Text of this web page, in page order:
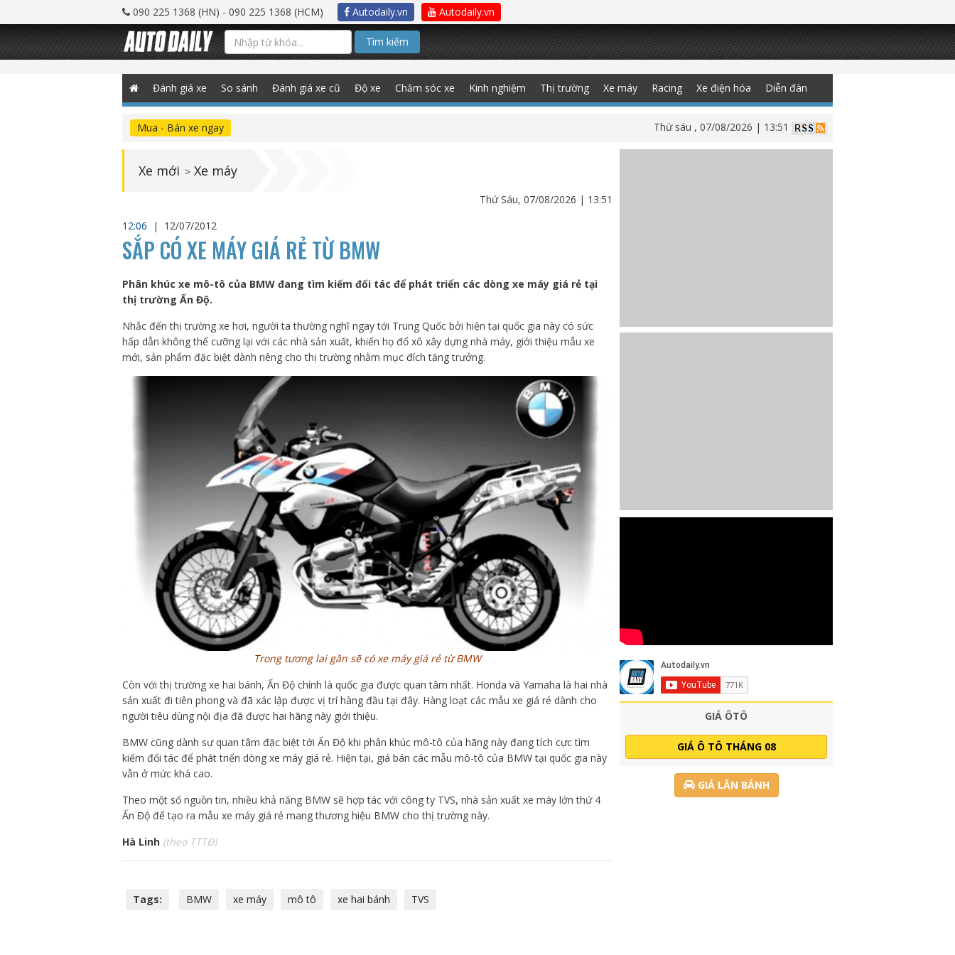
090 225 1368 (HN) - 090 225 1368 (HCM) Autodaily.vn Autodaily.vn
Tìm kiếm
Đánh giá xe So sánh Đánh giá xe cũ Độ xe Chăm sóc xe Kinh nghiệm Thị trường Xe máy Racing Xe điện hóa Diễn đàn
Mua - Bán xe ngay Thứ sáu , 07/08/2026 | 13:51
Xe mới > Xe máy
Thứ Sáu, 07/08/2026 | 13:51
12:06
| 12/07/2012
SẮP CÓ XE MÁY GIÁ RẺ TỪ BMW
Phân khúc xe mô-tô của BMW đang tìm kiếm đối tác để phát triển các dòng xe máy giá rẻ tại
thị trường Ấn Độ.
Nhắc đến thị trường xe hơi, người ta thường nghĩ ngay tới Trung Quốc bởi hiện tại quốc gia này có sức
hấp dẫn không thể cưỡng lại với các nhà sản xuất, khiến họ đổ xô xây dựng nhà máy, giới thiệu mẫu xe
mới, sản phẩm đặc biệt dành riêng cho thị trường nhằm mục đích tăng trưởng.
Trong tương lai gần sẽ có xe máy giá rẻ từ BMW
Còn với thị trường xe hai bánh, Ấn Độ chính là quốc gia được quan tâm nhất. Honda và Yamaha là hai nhà
sản xuất đi tiên phong và đã xác lập được vị trí hàng đầu tại đây. Hàng loạt các mẫu xe giá rẻ dành cho
người tiêu dùng nội địa đã được hai hãng này giới thiệu.
BMW cũng dành sự quan tâm đặc biệt tới Ấn Độ khi phân khúc mô-tô của hãng này đang tích cực tìm
kiếm đối tác để phát triển dòng xe máy giá rẻ. Hiện tại, giá bán các mẫu mô-tô của BMW tại quốc gia này
vẫn ở mức khá cao.
Theo một số nguồn tin, nhiều khả năng BMW sẽ hợp tác với công ty TVS, nhà sản xuất xe máy lớn thứ 4
Ấn Độ để tạo ra mẫu xe máy giá rẻ mang thương hiệu BMW cho thị trường này.
Hà Linh (theo TTTĐ)
Tags: BMW xe máy mô tô xe hai bánh TVS
GIÁ ÔTÔ
GIÁ Ô TÔ THÁNG 08
GIÁ LĂN BÁNH